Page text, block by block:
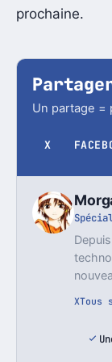
prochaine.
Un partage =
X
XTous